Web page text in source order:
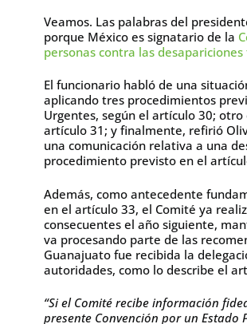
Veamos. Las palabras del
porque México es signatario de la
personas contra las desapariciones
El funcionario habló de una
aplicando tres procedimientos
Urgentes, según el artículo 30;
artículo 31; y finalmente, refirió
una comunicación relativa a una
procedimiento previsto en el
Además, como antecedente
en el artículo 33, el Comité ya
consecuentes el año siguiente,
va procesando parte de las
Guanajuato fue recibida la
autoridades, como lo describe el
“Si el Comité recibe información
presente Convención por un